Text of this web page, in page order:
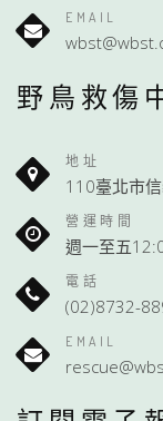
EMAIL
野鳥救傷
地址
110臺北市
營運時間
週一至五
電話
(02)8732-
EMAIL